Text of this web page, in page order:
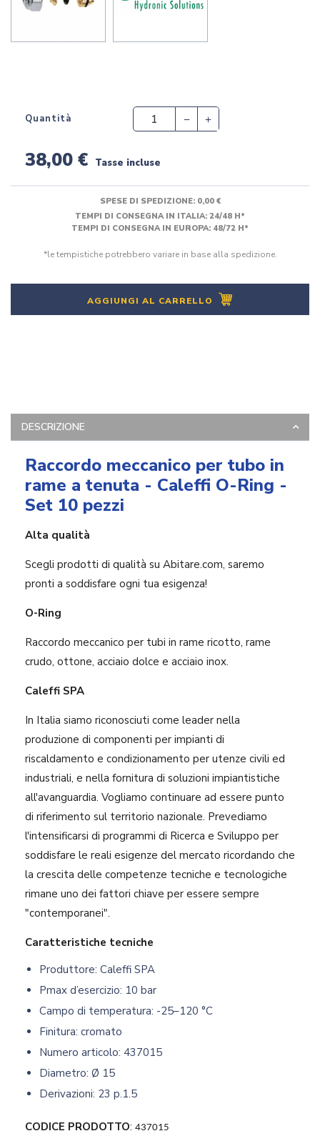
Quantità
38,00 € Tasse incluse
SPESE DI SPEDIZIONE: 0,00 €
TEMPI DI CONSEGNA IN ITALIA: 24/48 H*
TEMPI DI CONSEGNA IN EUROPA: 48/72 H*
*le tempistiche potrebbero variare in base alla spedizione.
AGGIUNGI AL CARRELLO
DESCRIZIONE
Raccordo meccanico per tubo in
rame a tenuta - Caleffi O-Ring -
Set 10 pezzi
Alta qualità
Scegli prodotti di qualità su Abitare.com, saremo
pronti a soddisfare ogni tua esigenza!
O-Ring
Raccordo meccanico per tubi in rame ricotto, rame
crudo, ottone, acciaio dolce e acciaio inox.
Caleffi SPA
In Italia siamo riconosciuti come leader nella
produzione di componenti per impianti di
riscaldamento e condizionamento per utenze civili ed
industriali, e nella fornitura di soluzioni impiantistiche
all'avanguardia. Vogliamo continuare ad essere punto
di riferimento sul territorio nazionale. Prevediamo
l'intensificarsi di programmi di Ricerca e Sviluppo per
soddisfare le reali esigenze del mercato ricordando che
la crescita delle competenze tecniche e tecnologiche
rimane uno dei fattori chiave per essere sempre
"contemporanei".​
Caratteristiche tecniche
Produttore: Caleffi SPA
Pmax d’esercizio: 10 bar
Campo di temperatura: -25–120 °C
Finitura: cromato
Numero articolo: 437015
Diametro: Ø 15
Derivazioni: 23 p.1.5
CODICE PRODOTTO: 437015